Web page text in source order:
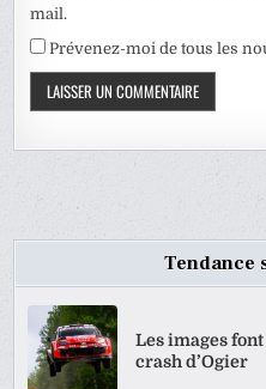
mail.
Prévenez-moi de tous les
Tendance
Les images
crash d’Ogier